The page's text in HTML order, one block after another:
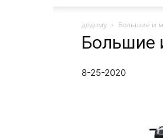
додому Большие и
Большие
8-25-2020